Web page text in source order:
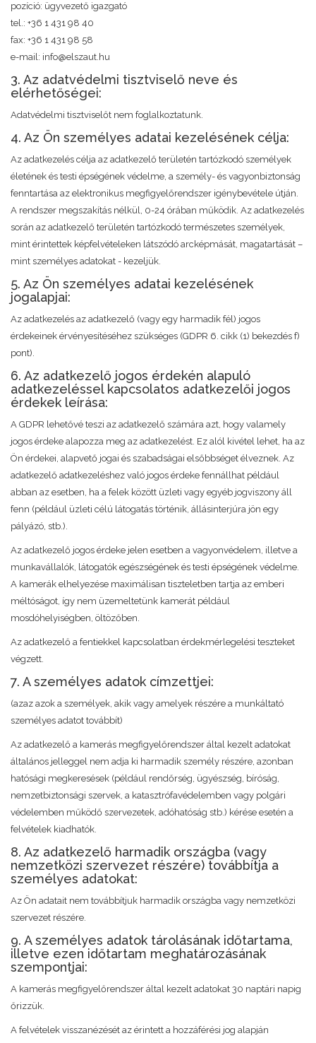
pozíció: ügyvezető igazgató
tel.: +36 1 431 98 40
fax: +36 1 431 98 58
e-mail: info@elszaut.hu
3. Az adatvédelmi tisztviselő neve és
elérhetőségei:
Adatvédelmi tisztviselőt nem foglalkoztatunk.
4. Az Ön személyes adatai kezelésének célja:
Az adatkezelés célja az adatkezelő területén tartózkodó személyek
életének és testi épségének védelme, a személy- és vagyonbiztonság
fenntartása az elektronikus megfigyelőrendszer igénybevétele útján.
A rendszer megszakítás nélkül, 0-24 órában működik. Az adatkezelés
során az adatkezelő területén tartózkodó természetes személyek,
mint érintettek képfelvételeken látszódó arcképmását, magatartását –
mint személyes adatokat - kezeljük.
5. Az Ön személyes adatai kezelésének
jogalapjai:
Az adatkezelés az adatkezelő (vagy egy harmadik fél) jogos
érdekeinek érvényesítéséhez szükséges (GDPR 6. cikk (1) bekezdés f)
pont).
6. Az adatkezelő jogos érdekén alapuló
adatkezeléssel kapcsolatos adatkezelői jogos
érdekek leírása:
A GDPR lehetővé teszi az adatkezelő számára azt, hogy valamely
jogos érdeke alapozza meg az adatkezelést. Ez alól kivétel lehet, ha az
Ön érdekei, alapvető jogai és szabadságai elsőbbséget élveznek. Az
adatkezelő adatkezeléshez való jogos érdeke fennállhat például
abban az esetben, ha a felek között üzleti vagy egyéb jogviszony áll
fenn (például üzleti célú látogatás történik, állásinterjúra jön egy
pályázó, stb.).
Az adatkezelő jogos érdeke jelen esetben a vagyonvédelem, illetve a
munkavállalók, látogatók egészségének és testi épségének védelme.
A kamerák elhelyezése maximálisan tiszteletben tartja az emberi
méltóságot, így nem üzemeltetünk kamerát például
mosdóhelyiségben, öltözőben.
Az adatkezelő a fentiekkel kapcsolatban érdekmérlegelési teszteket
végzett.
7. A személyes adatok címzettjei:
(azaz azok a személyek, akik vagy amelyek részére a munkáltató
személyes adatot továbbít)
Az adatkezelő a kamerás megfigyelőrendszer által kezelt adatokat
általános jelleggel nem adja ki harmadik személy részére, azonban
hatósági megkeresések (például rendőrség, ügyészség, bíróság,
nemzetbiztonsági szervek, a katasztrófavédelemben vagy polgári
védelemben működő szervezetek, adóhatóság stb.) kérése esetén a
felvételek kiadhatók.
8. Az adatkezelő harmadik országba (vagy
nemzetközi szervezet részére) továbbítja a
személyes adatokat:
Az Ön adatait nem továbbítjuk harmadik országba vagy nemzetközi
szervezet részére.
9. A személyes adatok tárolásának időtartama,
illetve ezen időtartam meghatározásának
szempontjai:
A kamerás megfigyelőrendszer által kezelt adatokat 30 naptári napig
őrizzük.
A felvételek visszanézését az érintett a hozzáférési jog alapján